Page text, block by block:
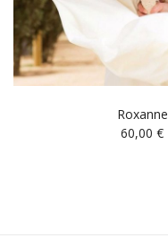
Roxanne
60,00 €